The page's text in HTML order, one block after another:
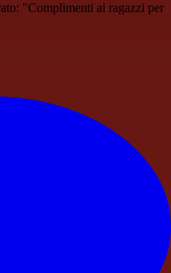
"Complimenti ai ragazzi per